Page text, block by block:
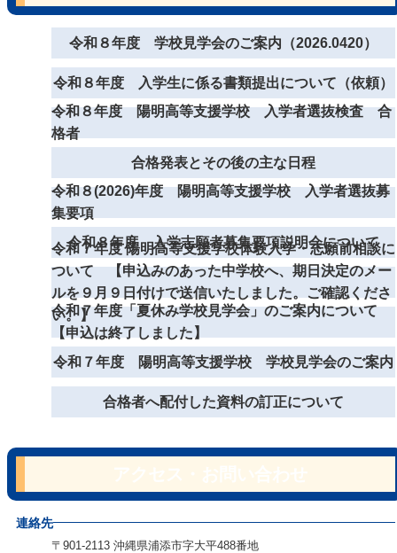
令和８年度 学校見学会のご案内（2026.0420）
令和８年度 入学生に係る書類提出について（依頼）
令和８年度 陽明高等支援学校 入学者選抜検査 合
格者
合格発表とその後の主な日程
令和８(2026)年度 陽明高等支援学校 入学者選抜募
集要項
令和８年度 入学志願者募集要項説明会について
令和７年度 陽明高等支援学校体験入学・志願前相談に
ついて 【申込みのあった中学校へ、期日決定のメー
ルを９月９日付けで送信いたしました。ご確認くださ
い。】
令和７年度「夏休み学校見学会」のご案内について
【申込は終了しました】
令和７年度 陽明高等支援学校 学校見学会のご案内
合格者へ配付した資料の訂正について
連絡先
〒901-2113 沖縄県浦添市字大平488番地